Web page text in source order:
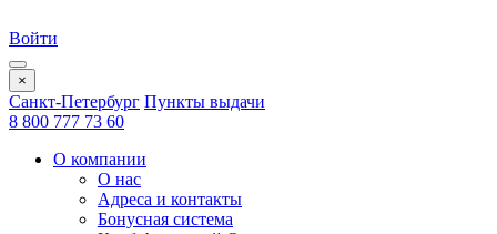
Войти
×
Санкт-Петербург Пункты выдачи
8 800 777 73 60
О компании
О нас
Адреса и контакты
Бонусная система